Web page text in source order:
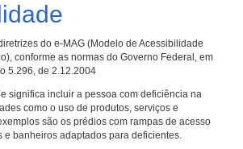
do e-MAG (Modelo de Acessibilidade
conforme as normas do Governo Federal, em
5.296, de 2.12.2004
significa incluir a pessoa com deficiência na
como o uso de produtos, serviços e
são os prédios com rampas de acesso
e banheiros adaptados para deficientes.